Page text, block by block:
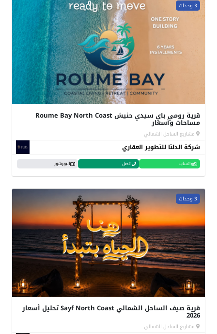
3 وحدات
قرية رومي باي سيدي حنيش Roume Bay North Coast
مساحات وأسعار
مشاريع الساحل الشمالي
شركة الدلتا للتطوير العقاري
واتساب اتصل البورشور
3 وحدات
قرية صيف الساحل الشمالي Sayf North Coast تحليل أسعار
2026
مشاريع الساحل الشمالي